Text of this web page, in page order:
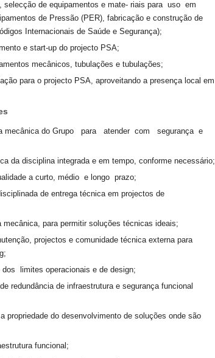
de equipamentos e mate- riais para uso em
de Pressão (PER), fabricação e construção de
Internacionais de Saúde e Segurança);
e start-up do projecto PSA;
mecânicos, tubulações e tubulações;
para o projecto PSA, aproveitando a presença local em
mecânica do Grupo para atender com segurança e
da disciplina integrada e em tempo, conforme necessário;
a curto, médio e longo prazo;
de entrega técnica em projectos de
para permitir soluções técnicas ideais;
projectos e comunidade técnica externa para
dos limites operacionais e de design;
redundância de infraestrutura e segurança funcional
propriedade do desenvolvimento de soluções onde são
funcional;